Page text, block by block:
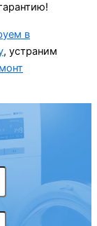
в
, устраним